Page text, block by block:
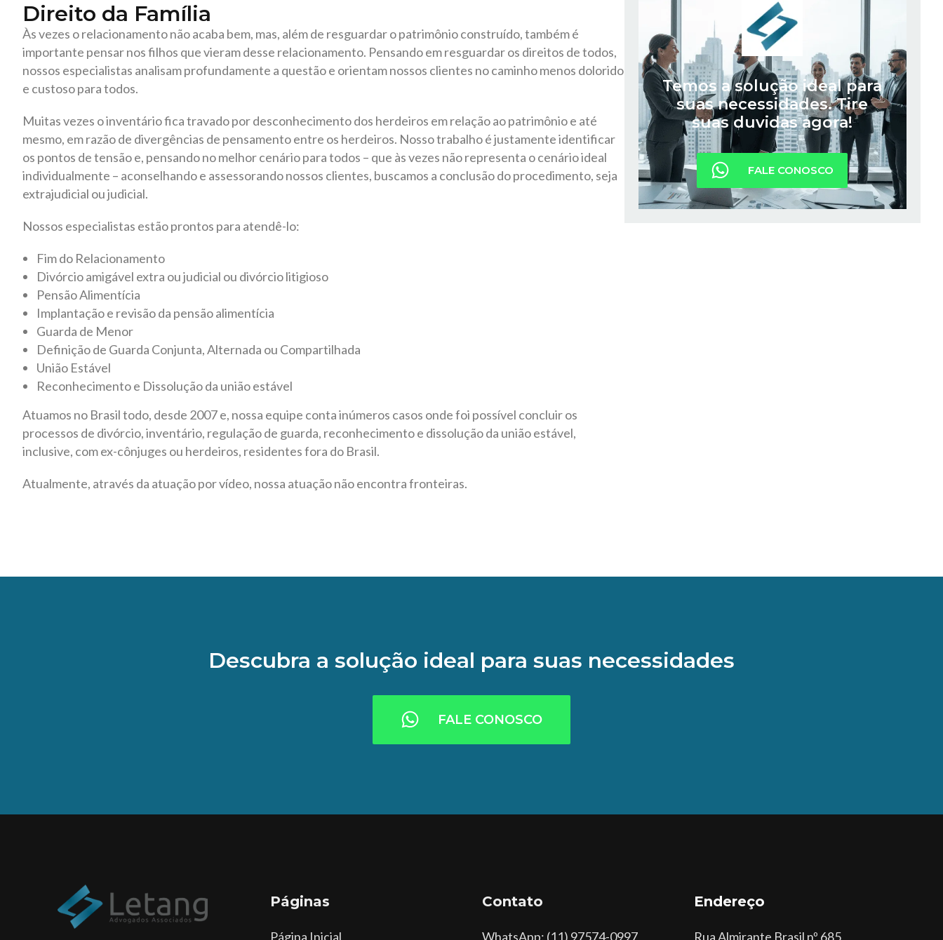
Direito da Família
Às vezes o relacionamento não acaba bem, mas, além de resguardar o patrimônio construído, também é
importante pensar nos filhos que vieram desse relacionamento. Pensando em resguardar os direitos de todos,
nossos especialistas analisam profundamente a questão e orientam nossos clientes no caminho menos dolorido
e custoso para todos.
Muitas vezes o inventário fica travado por desconhecimento dos herdeiros em relação ao patrimônio e até
mesmo, em razão de divergências de pensamento entre os herdeiros. Nosso trabalho é justamente identificar
os pontos de tensão e, pensando no melhor cenário para todos – que às vezes não representa o cenário ideal
individualmente – aconselhando e assessorando nossos clientes, buscamos a conclusão do procedimento, seja
extrajudicial ou judicial.
Nossos especialistas estão prontos para atendê-lo:
Fim do Relacionamento
Divórcio amigável extra ou judicial ou divórcio litigioso
Pensão Alimentícia
Implantação e revisão da pensão alimentícia
Guarda de Menor
Definição de Guarda Conjunta, Alternada ou Compartilhada
União Estável
Reconhecimento e Dissolução da união estável
Atuamos no Brasil todo, desde 2007 e, nossa equipe conta inúmeros casos onde foi possível concluir os
processos de divórcio, inventário, regulação de guarda, reconhecimento e dissolução da união estável,
inclusive, com ex-cônjuges ou herdeiros, residentes fora do Brasil.
Atualmente, através da atuação por vídeo, nossa atuação não encontra fronteiras.
Temos a solução ideal para
suas necessidades. Tire
suas duvidas agora!
FALE CONOSCO
Descubra a solução ideal para suas necessidades
FALE CONOSCO
Páginas
Página Inicial
Contato
WhatsApp: (11) 97574-0997
Endereço
Rua Almirante Brasil nº 685